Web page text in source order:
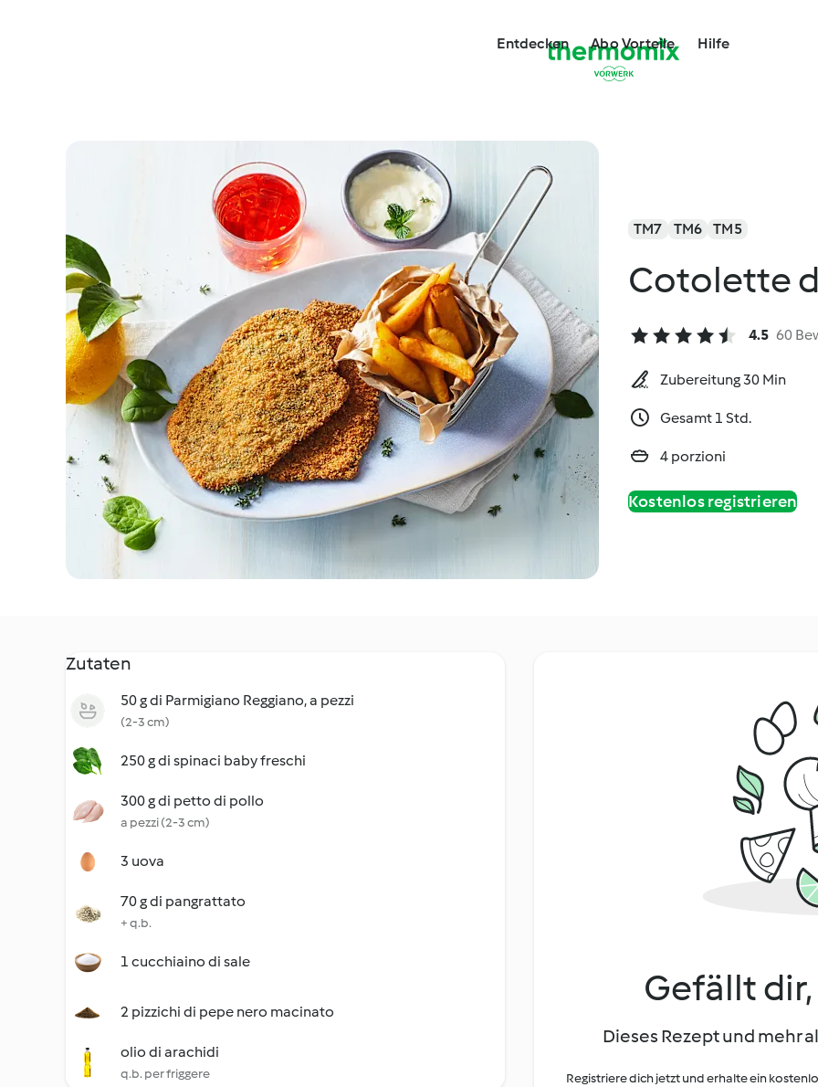
Entdecken Abo Vorteile Hilfe
TM7 TM6 TM5
Cotolette
4.5 60
Zubereitung 30 Min
Gesamt 1 Std.
4 porzioni
Kostenlos registrieren
Zutaten
50 g di Parmigiano Reggiano, a pezzi
(2-3 cm)
250 g di spinaci baby freschi
300 g di petto di pollo
a pezzi (2-3 cm)
3 uova
70 g di pangrattato
+ q.b.
1 cucchiaino di sale
2 pizzichi di pepe nero macinato
olio di arachidi
q.b. per friggere
Gefällt
Dieses Rezept und mehr
Registriere dich jetzt und erhalte ein